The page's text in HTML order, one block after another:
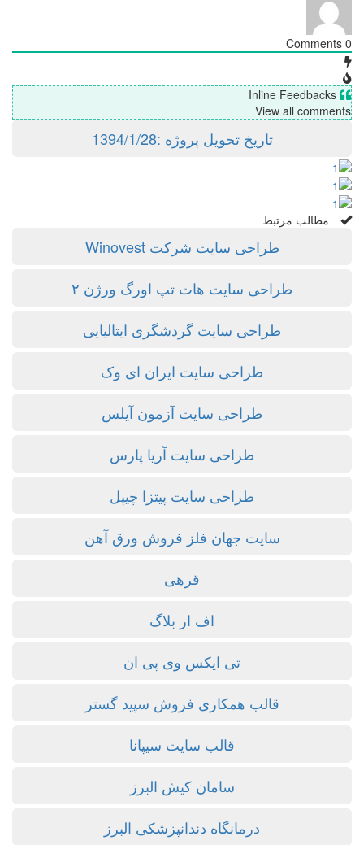
0
Comments
Inline Feedbacks
View all comments
تاریخ تحویل پروژه :1394/1/28
مطالب مرتبط
طراحی سایت شرکت Winovest
طراحی سایت هات تپ اورگ ورژن ۲
طراحی سایت گردشگری ایتالیایی
طراحی سایت ایران ای وک
طراحی سایت آزمون آیلس
طراحی سایت آریا پارس
طراحی سایت پیتزا چیپل
سایت جهان فلز فروش ورق آهن
قرهی
اف ار بلاگ
تی ایکس وی پی ان
قالب همکاری فروش سپید گستر
قالب سایت سیپانا
سامان کیش البرز
درمانگاه دندانپزشکی البرز